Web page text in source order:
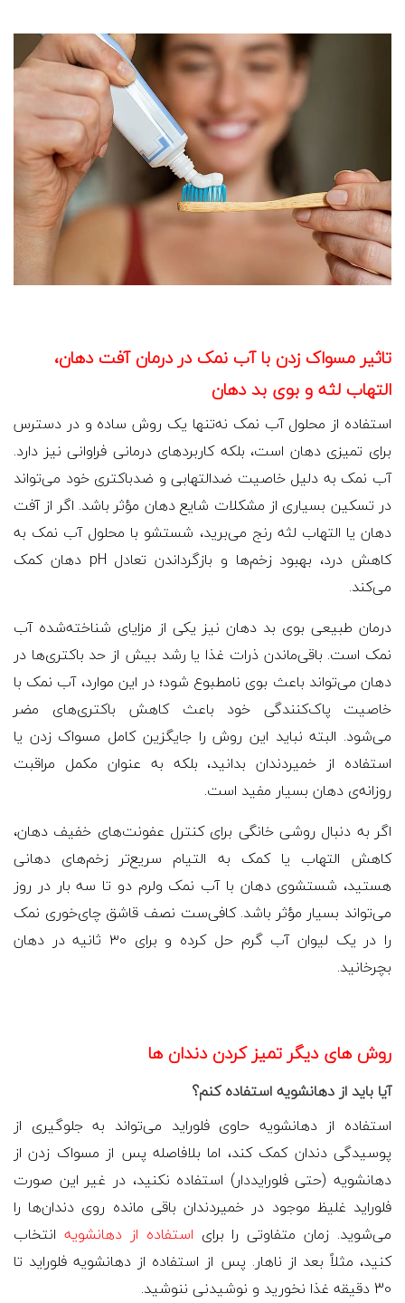
تاثیر مسواک زدن با آب نمک در درمان آفت دهان،
التهاب لثه و بوی بد دهان
استفاده از محلول آب نمک نه‌تنها یک روش ساده و در دسترس
برای تمیزی دهان است، بلکه کاربردهای درمانی فراوانی نیز دارد.
آب نمک به دلیل خاصیت ضدالتهابی و ضدباکتری خود می‌تواند
در تسکین بسیاری از مشکلات شایع دهان مؤثر باشد. اگر از آفت
دهان یا التهاب لثه رنج می‌برید، شستشو با محلول آب نمک به
کاهش درد، بهبود زخم‌ها و بازگرداندن تعادل pH دهان کمک
می‌کند.
درمان طبیعی بوی بد دهان نیز یکی از مزایای شناخته‌شده آب
نمک است. باقی‌ماندن ذرات غذا یا رشد بیش از حد باکتری‌ها در
دهان می‌تواند باعث بوی نامطبوع شود؛ در این موارد، آب نمک با
خاصیت پاک‌کنندگی خود باعث کاهش باکتری‌های مضر
می‌شود. البته نباید این روش را جایگزین کامل مسواک زدن یا
استفاده از خمیردندان بدانید، بلکه به عنوان مکمل مراقبت
روزانه‌ی دهان بسیار مفید است.
اگر به دنبال روشی خانگی برای کنترل عفونت‌های خفیف دهان،
کاهش التهاب یا کمک به التیام سریع‌تر زخم‌های دهانی
هستید، شستشوی دهان با آب نمک ولرم دو تا سه بار در روز
می‌تواند بسیار مؤثر باشد. کافی‌ست نصف قاشق چای‌خوری نمک
را در یک لیوان آب گرم حل کرده و برای ۳۰ ثانیه در دهان
بچرخانید.
روش های دیگر تمیز کردن دندان ها
آیا باید از دهانشویه استفاده کنم؟
استفاده از دهانشویه حاوی فلوراید می‌تواند به جلوگیری از
پوسیدگی دندان کمک کند، اما بلافاصله پس از مسواک زدن از
دهانشویه (حتی فلورایددار) استفاده نکنید، در غیر این صورت
فلوراید غلیظ موجود در خمیردندان باقی مانده روی دندان‌ها را
می‌شوید. زمان متفاوتی را برای استفاده از دهانشویه انتخاب
کنید، مثلاً بعد از ناهار. پس از استفاده از دهانشویه فلوراید تا
30 دقیقه غذا نخورید و نوشیدنی ننوشید.